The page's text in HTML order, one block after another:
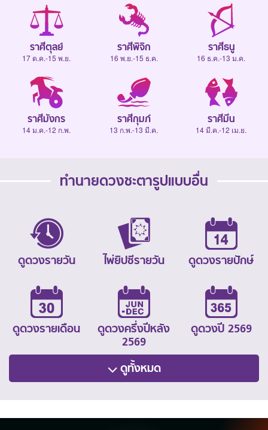
ราศีตุลย์
17 ต.ค.-15 พ.ย.
ราศีพิจิก
16 พ.ย.-15 ธ.ค.
ราศีธนู
16 ธ.ค.-13 ม.ค.
ราศีมังกร
14 ม.ค.-12 ก.พ.
ราศีกุมภ์
13 ก.พ.-13 มี.ค.
ราศีมีน
14 มี.ค.-12 เม.ย.
ทำนายดวงชะตารูปแบบอื่น
ดูดวงรายวัน ไพ่ยิปซีรายวัน ดูดวงรายปักษ์
ดูดวงรายเดือน
ดูดวงครึ่งปีหลัง
2569
ดูดวงปี 2569
ดูทั้งหมด